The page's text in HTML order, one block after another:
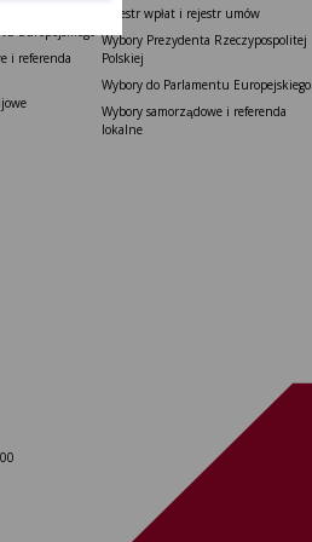
Europejskiego
i referenda
Rejestr wpłat i rejestr umów
Wybory Prezydenta Rzeczypospolitej
Polskiej
Wybory do Parlamentu Europejskiego
Wybory samorządowe i referenda
lokalne